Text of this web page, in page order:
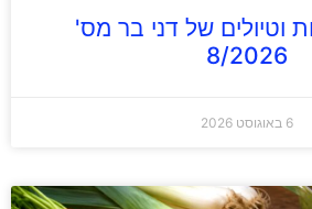
וטיולים של דני בר מס'
8/2026
6 באוגוסט 2026